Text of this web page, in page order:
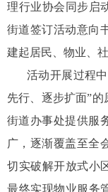
理行业协会同步启
街道签订活动意向
建起居民、物业、
活动开展过程
先行、逐步扩面”
街道办事处提供服
广，逐渐覆盖至全
切实破解开放式小
最终实现物业服务